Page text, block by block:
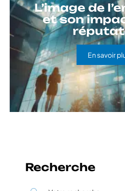
L’image de
et son
En savoir
Recherche